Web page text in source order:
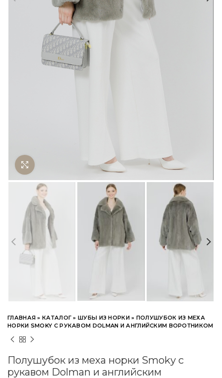
Нажмите чтобы увеличить
ГЛАВНАЯ »КАТАЛОГ »ШУБЫ ИЗ НОРКИ» ПОЛУШУБОК ИЗ МЕХА
НОРКИ SMOKY С РУКАВОМ DOLMAN И АНГЛИЙСКИМ ВОРОТНИКОМ
Полушубок из меха норки Smoky с
рукавом Dolman и английским